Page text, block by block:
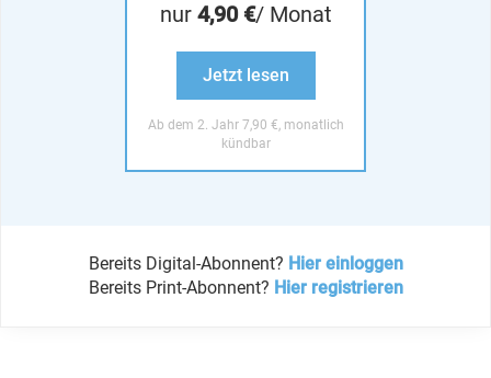
nur 4,90 €/ Monat
Jetzt lesen
Ab dem 2. Jahr 7,90 €, monatlich
kündbar
Bereits Digital-Abonnent? Hier einloggen
Bereits Print-Abonnent? Hier registrieren